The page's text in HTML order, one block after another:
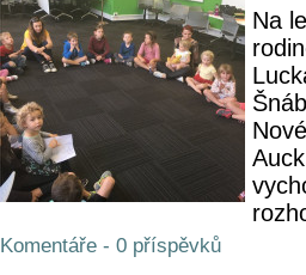
Na
Komentáře - 0 příspěvků